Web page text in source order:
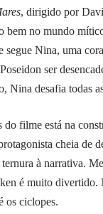
, dirigido por
bem no mundo
segue Nina, uma
ser
Nina desafia todas
filme está na
cheia de
à narrativa.
é muito
os ciclopes.